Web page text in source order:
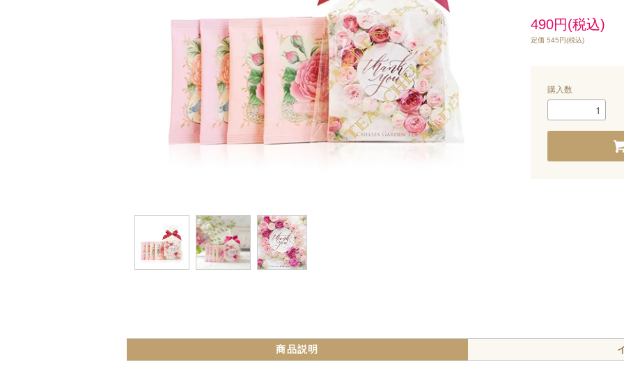
490円(税込)
定価 545円(税込)
購入数
商品説明